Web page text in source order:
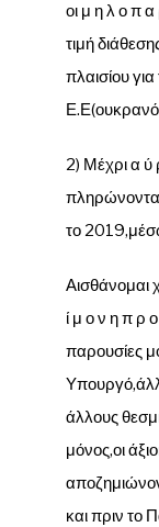
οι μ η λ ο π
τιμή
πλαισίου
2) Μέχρι α ύ
το
Αισθάνομαι
ί μ ο ν η π ρ
παρουσίες
άλλους
μόνος,οι
και πριν το